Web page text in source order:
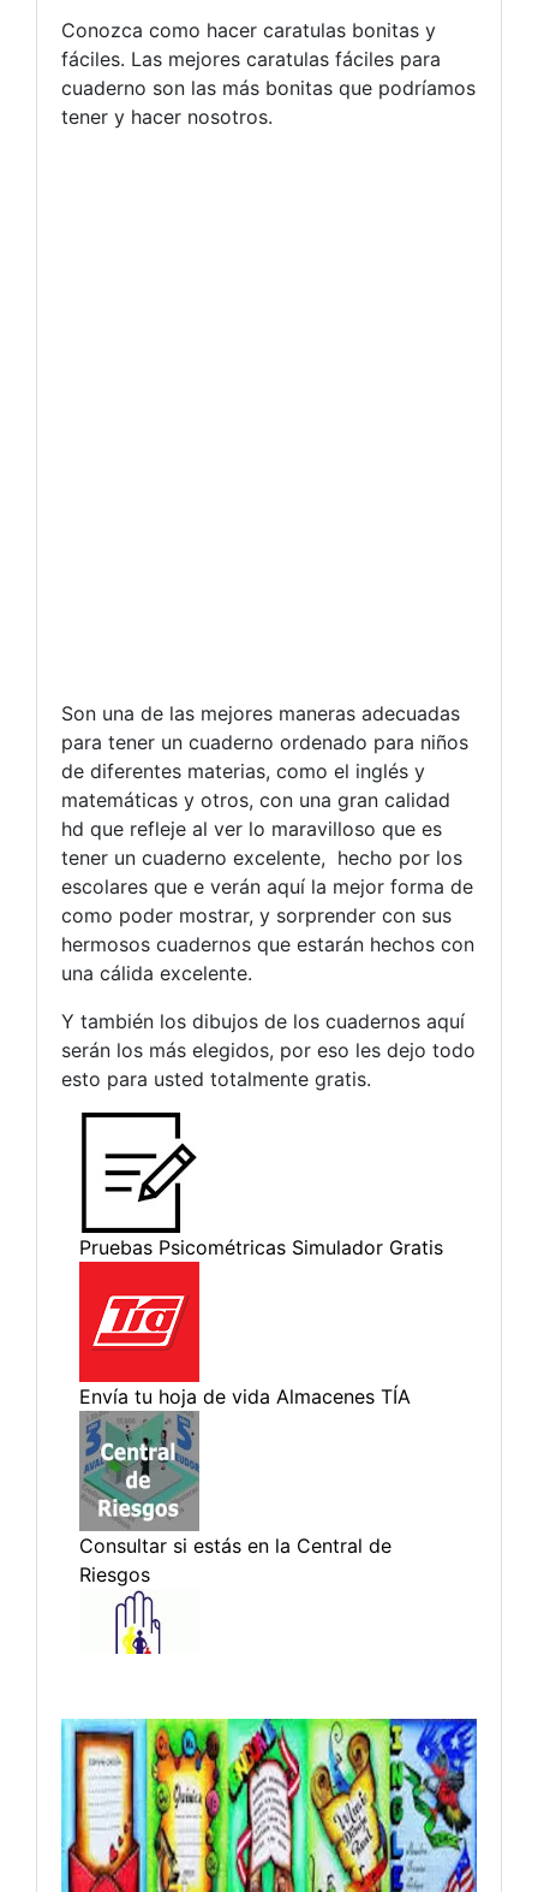
Conozca como hacer caratulas bonitas y
fáciles. Las mejores caratulas fáciles para
cuaderno son las más bonitas que podríamos
tener y hacer nosotros.
Son una de las mejores maneras adecuadas
para tener un cuaderno ordenado para niños
de diferentes materias, como el inglés y
matemáticas y otros, con una gran calidad
hd que refleje al ver lo maravilloso que es
tener un cuaderno excelente, hecho por los
escolares que e verán aquí la mejor forma de
como poder mostrar, y sorprender con sus
hermosos cuadernos que estarán hechos con
una cálida excelente.
Y también los dibujos de los cuadernos aquí
serán los más elegidos, por eso les dejo todo
esto para usted totalmente gratis.